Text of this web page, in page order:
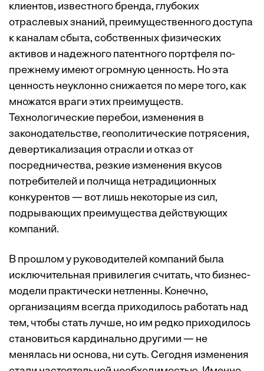
клиентов, известного бренда, глубоких
отраслевых знаний, преимущественного доступа
к каналам сбыта, собственных физических
активов и надежного патентного портфеля по-
прежнему имеют огромную ценность. Но эта
ценность неуклонно снижается по мере того, как
множатся враги этих преимуществ.
Технологические перебои, изменения в
законодательстве, геополитические потрясения,
девертикализация отрасли и отказ от
посредничества, резкие изменения вкусов
потребителей и полчища нетрадиционных
конкурентов — вот лишь некоторые из сил,
подрывающих преимущества действующих
компаний.
В прошлом у руководителей компаний была
исключительная привилегия считать, что бизнес-
модели практически нетленны. Конечно,
организациям всегда приходилось работать над
тем, чтобы стать лучше, но им редко приходилось
становиться кардинально другими — не
менялась ни основа, ни суть. Сегодня изменения